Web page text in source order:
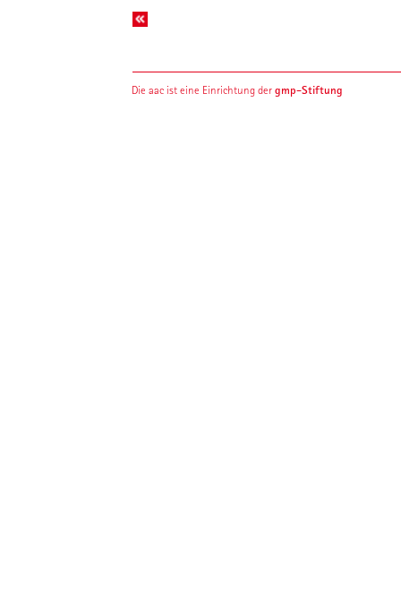
Die aac ist eine Einrichtung dergmp-Stiftung